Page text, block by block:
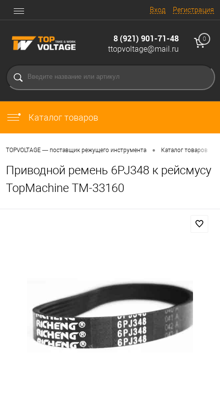
Вход Регистрация
8 (921) 901-71-48
ttopvoltage@mail.ru
0
Каталог товаров
TOPVOLTAGE — поставщик режущего инструмента • Каталог товаров
Приводной ремень 6PJ348 к рейсмусу
TopMachine TM-33160